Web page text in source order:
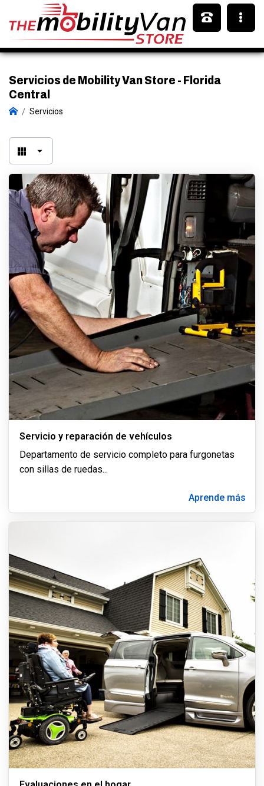
Servicios de Mobility Van Store - Florida
Central
Servicios
Servicio y reparación de vehículos
Departamento de servicio completo para furgonetas
con sillas de ruedas...
Aprende más